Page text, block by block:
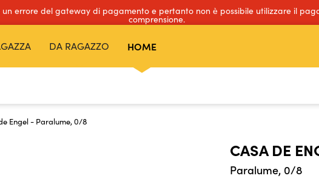
errore del gateway di pagamento e pertanto non è possibile utilizzare il
comprensione.
DA RAGAZZO HOME
Engel - Paralume, 0/8
CASA DE
Paralume, 0/8